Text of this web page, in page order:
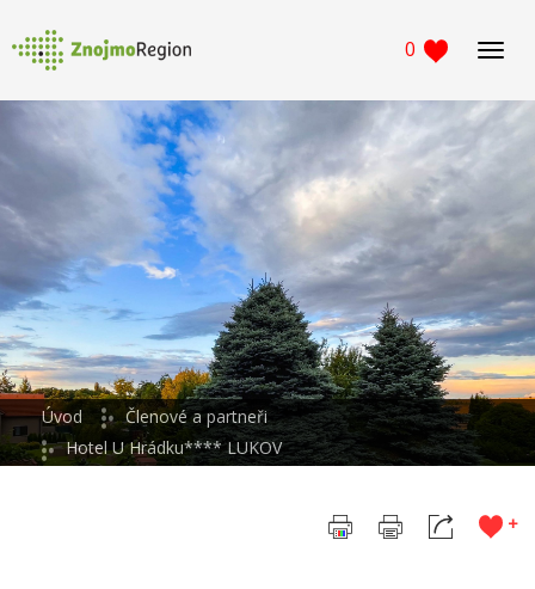
0
Úvod
Členové a partneři
Hotel U Hrádku**** LUKOV
+